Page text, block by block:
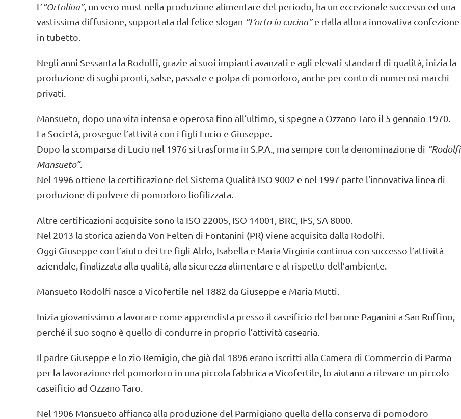
L’“Ortolina”, un vero must nella produzione alimentare del periodo, ha un eccezionale successo ed una
vastissima diffusione, supportata dal felice slogan “L’orto in cucina”e dalla allora innovativa confezione
in tubetto.
Negli anni Sessanta la Rodolfi, grazie ai suoi impianti avanzati e agli elevati standard di qualità, inizia la
produzione di sughi pronti, salse, passate e polpa di pomodoro, anche per conto di numerosi marchi
privati.
Mansueto, dopo una vita intensa e operosa fino all’ultimo, si spegne a Ozzano Taro il 5 gennaio 1970.
La Società, prosegue l’attività con i figli Lucio e Giuseppe.
Dopo la scomparsa di Lucio nel 1976 si trasforma in S.P.A., ma sempre con la denominazione di “Rodolfi
Mansueto”.
Nel 1996 ottiene la certificazione del Sistema Qualità ISO 9002 e nel 1997 parte l’innovativa linea di
produzione di polvere di pomodoro liofilizzata.
Altre certificazioni acquisite sono la ISO 22005, ISO 14001, BRC, IFS, SA 8000.
Nel 2013 la storica azienda Von Felten di Fontanini (PR) viene acquisita dalla Rodolfi.
Oggi Giuseppe con l’aiuto dei tre figli Aldo, Isabella e Maria Virginia continua con successo l’attività
aziendale, finalizzata alla qualità, alla sicurezza alimentare e al rispetto dell’ambiente.
Mansueto Rodolfi nasce a Vicofertile nel 1882 da Giuseppe e Maria Mutti.
Inizia giovanissimo a lavorare come apprendista presso il caseificio del barone Paganini a San Ruffino,
perché il suo sogno è quello di condurre in proprio l’attività casearia.
Il padre Giuseppe e lo zio Remigio, che già dal 1896 erano iscritti alla Camera di Commercio di Parma
per la lavorazione del pomodoro in una piccola fabbrica a Vicofertile, lo aiutano a rilevare un piccolo
caseificio ad Ozzano Taro.
Nel 1906 Mansueto affianca alla produzione del Parmigiano quella della conserva di pomodoro